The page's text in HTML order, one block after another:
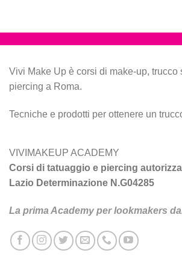
Vivi Make Up è corsi di make-up, trucco
piercing a Roma.
Tecniche e prodotti per ottenere un
VIVIMAKEUP ACADEMY
Corsi di tatuaggio e piercing
Lazio Determinazione N.G04285
La prima Academy per lookmakers